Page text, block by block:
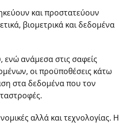
και προστατεύουν
βιομετρικά και δεδομένα
ενώ ανάμεσα στις σαφείς
οι προϋποθέσεις κάτω
στα δεδομένα που τον
αλλά και τεχνολογίας. Η